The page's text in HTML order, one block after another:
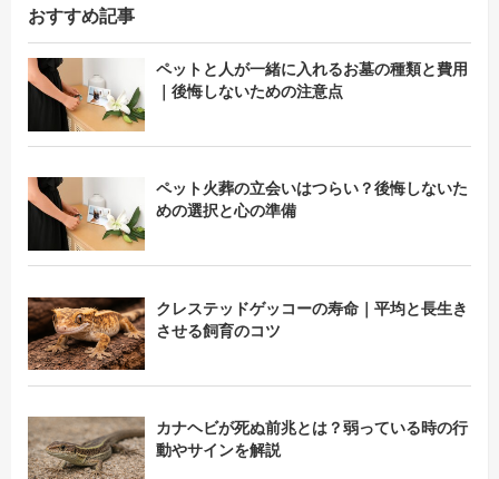
おすすめ記事
ペットと人が一緒に入れるお墓の種類と費用
｜後悔しないための注意点
ペット火葬の立会いはつらい？後悔しないた
めの選択と心の準備
クレステッドゲッコーの寿命｜平均と長生き
させる飼育のコツ
カナヘビが死ぬ前兆とは？弱っている時の行
動やサインを解説